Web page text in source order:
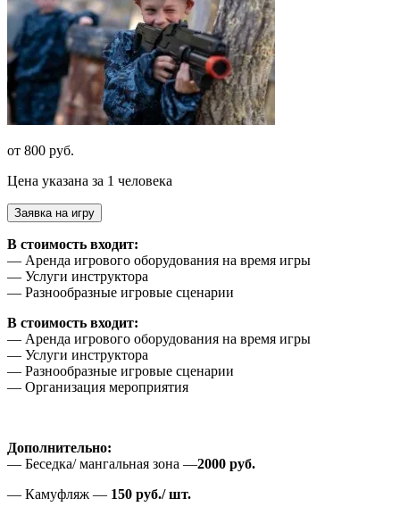
от 800 руб.
Цена указана за 1 человека
Заявка на игру
В стоимость входит:
— Аренда игрового оборудования на время игры
— Услуги инструктора
— Разнообразные игровые сценарии
В стоимость входит:
— Аренда игрового оборудования на время игры
— Услуги инструктора
— Разнообразные игровые сценарии
— Организация мероприятия
Дополнительно:
— Беседка/ мангальная зона —2000 руб.
— Камуфляж — 150 руб./ шт.